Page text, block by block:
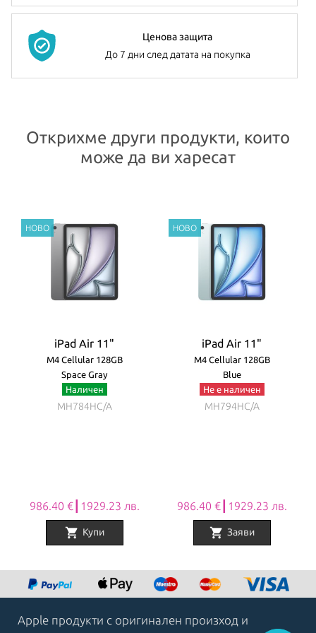
И двете камери са 12-мегапикселови Ultra-Wide и правят
зашеметяващи снимки и 4K видео, които да споделите с близки
Батерията му издържа до 10 часа сърфиране в интернет,
гледане на филми или слушане на музика. Таблетът се предлага
Всички Apple продукти предлагани отNovMak.comимат
стандартна международна гаранция и подлежат на гаранционно
обслужване от Apple Authorized Service Provider (официални
сервизни центрове на Apple).
Ценова защита
До 7 дни след датата на покупка
Открихме други продукти, които
може да ви харесат
iPad Air 11"
M4 Cellular 128GB
Space Gray
Наличен
MH784HC/A
986.40 €┃1929.23 лв.
shopping_cart Купи
iPad Air 11"
M4 Cellular 128GB
Blue
Не е наличен
MH794HC/A
986.40 €┃1929.23 лв.
shopping_cart Заяви
8
Apple продукти с оригинален произход и